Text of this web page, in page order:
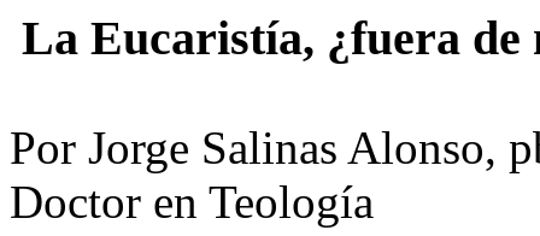
La Eucaristía, ¿fuera de
Por Jorge Salinas Alonso,
Doctor en Teología